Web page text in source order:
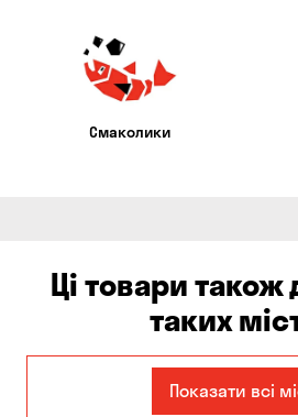
Смаколики
Ці товари також
таких
АвангардПоказати всі